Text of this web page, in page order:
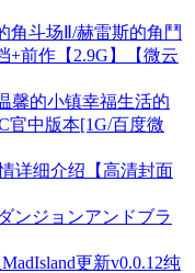
角斗场Ⅱ/赫雷斯的角鬥
+前作【2.9G】【微云
馨的小镇幸福生活的
官中版本[1G/百度微
详细介绍【高清封面
ンジョンアンドブラ
更新v0.0.12纯